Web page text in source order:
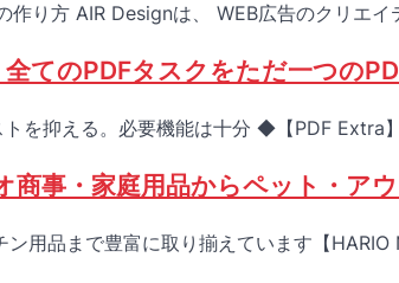
作り方 AIR Designは、 WEB広告のクリエ
全てのPDFタスクをただ一つの
トを抑える。必要機能は十分 ◆【PDF Extra
商事・家庭用品からペット・ア
ン用品まで豊富に取り揃えています【